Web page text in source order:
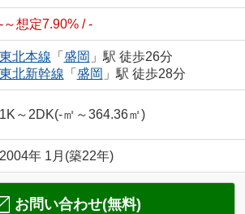
-～想定7.90% / -
東北本線 「 盛岡 」駅 徒歩26分
東北新幹線 「 盛岡 」駅 徒歩28分
1K～2DK(-㎡～364.36㎡)
2004年 1月(築22年)
お問い合わせ(無料)